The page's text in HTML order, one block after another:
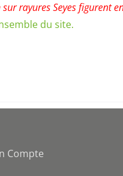
rayures Seyes figurent
du site.
Compte